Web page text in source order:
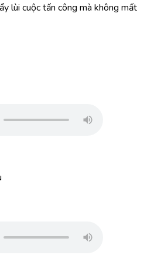
lùi cuộc tấn công mà không mất